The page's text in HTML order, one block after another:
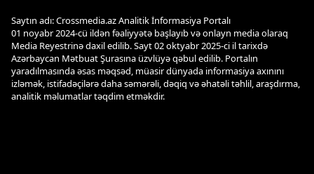
Saytın adı: Crossmedia.az Analitik İnformasiya Portalı
01 noyabr 2024-cü ildən fəaliyyətə başlayıb və onlayn media olaraq
Media Reyestrinə daxil edilib. Sayt 02 oktyabr 2025-ci il tarixdə
Azərbaycan Mətbuat Şurasına üzvlüyə qəbul edilib. Portalın
yaradılmasında əsas məqsəd, müasir dünyada informasiya axınını
izləmək, istifadəçilərə daha səmərəli, dəqiq və əhatəli təhlil, araşdırma,
analitik məlumatlar təqdim etməkdir.